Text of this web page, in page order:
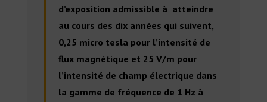
d’exposition admissible à atteindre
au cours des dix années qui suivent,
0,25 micro tesla pour l’intensité de
flux magnétique et 25 V/m pour
l’intensité de champ électrique dans
la gamme de fréquence de 1 Hz à